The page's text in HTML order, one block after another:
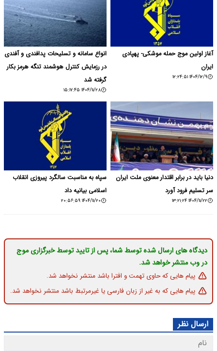
آغاز اولین موج حمله موشکی- پهپادی
ایران
۱۴۰۴/۱۲/۹ ۱۲:۲۴:۵۱
انواع سامانه و تسلیحات پدافندی و آفندی
در رزمایش کنترل هوشمند تنگه هرمز بکار
گرفته شد
۱۴۰۴/۱۱/۲۸ ۱۵:۱۷:۴۵
دنیا باید در برابر اقتدار معنوی ملت ایران
سر تسلیم فرود آورد
۱۴۰۴/۱۱/۲۲ ۱۳:۲۱:۲۴
سپاه به مناسبت سالگرد پیروزی انقلاب
اسلامی بیانیه داد
۱۴۰۴/۱۱/۲۰ ۲۰:۵۶:۵۹
دیدگاه های ارسال شده توسط شما، پس از تایید توسط خبرگزاری موج
در وب منتشر خواهد شد.
پیام هایی که حاوی تهمت و افترا باشد منتشر نخواهد شد.
پیام هایی که به غیر از زبان فارسی یا غیرمرتبط باشد منتشر نخواهد شد.
ارسال نظر